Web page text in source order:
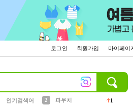
로그인 회원가입 마이페이
인기검색어
2
파우치
1